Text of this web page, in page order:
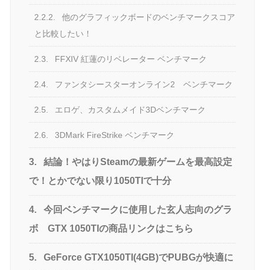
2.2.2.
他のグラフィックボードのベンチマークスコア
と比較したい！
2.3. FFXIV 紅蓮のリベレーター ベンチマーク
2.4. ファンタシースターオンライン2 ベンチマーク
2.5. エロゲ、カスタムメイド3Dベンチマーク
2.6. 3DMark FireStrike ベンチマーク
3.
結論！やはりSteamの最新ゲームを最高設定
で！とかでない限り1050TIで十分
4.
今回ベンチマークに使用した玄人志向のグラ
ボ GTX 1050TIの商品リンクはこちら
5.
GeForce GTX1050TI(4GB)でPUBGが快適に